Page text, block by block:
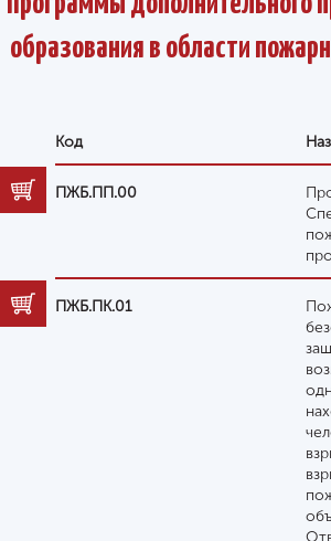
образования в области
Код
ПЖБ.ПП.00
ПЖБ.ПК.01